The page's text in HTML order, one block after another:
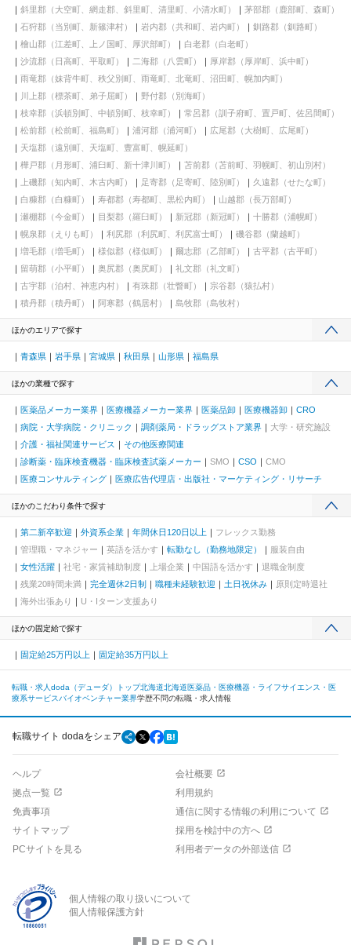
斜里郡（大空町、網走郡、斜里町、清里町、小清水町）
茅部郡（鹿部町、森町）
石狩郡（当別町、新篠津村）
岩内郡（共和町、岩内町）
釧路郡（釧路町）
檜山郡（江差町、上ノ国町、厚沢部町）
白老郡（白老町）
沙流郡（日高町、平取町）
二海郡（八雲町）
厚岸郡（厚岸町、浜中町）
雨竜郡（妹背牛町、秩父別町、雨竜町、北竜町、沼田町、幌加内町）
川上郡（標茶町、弟子屈町）
野付郡（別海町）
枝幸郡（浜頓別町、中頓別町、枝幸町）
常呂郡（訓子府町、置戸町、佐呂間町）
松前郡（松前町、福島町）
浦河郡（浦河町）
広尾郡（大樹町、広尾町）
天塩郡（遠別町、天塩町、豊富町、幌延町）
樺戸郡（月形町、浦臼町、新十津川町）
苫前郡（苫前町、羽幌町、初山別村）
上磯郡（知内町、木古内町）
足寄郡（足寄町、陸別町）
久遠郡（せたな町）
白糠郡（白糠町）
寿都郡（寿都町、黒松内町）
山越郡（長万部町）
瀬棚郡（今金町）
目梨郡（羅臼町） 新冠郡（新冠町）
十勝郡（浦幌町）
幌泉郡（えりも町）
利尻郡（利尻町、利尻富士町）
磯谷郡（蘭越町）
増毛郡（増毛町）
様似郡（様似町） 爾志郡（乙部町）
古平郡（古平町）
留萌郡（小平町）
奥尻郡（奥尻町）
礼文郡（礼文町）
古宇郡（泊村、神恵内村）
有珠郡（壮瞥町）
宗谷郡（猿払村）
積丹郡（積丹町）
阿寒郡（鶴居村） 島牧郡（島牧村）
ほかのエリアで探す
青森県 岩手県 宮城県 秋田県 山形県 福島県
ほかの業種で探す
医薬品メーカー業界 医療機器メーカー業界 医薬品卸 医療機器卸
CRO
病院・大学病院・クリニック
調剤薬局・ドラッグストア業界
大学・研究施設
介護・福祉関連サービス
その他医療関連
診断薬・臨床検査機器・臨床検査試薬メーカー
SMO CSO
CMO
医療コンサルティング
医療広告代理店・出版社・マーケティング・リサーチ
ほかのこだわり条件で探す
第二新卒歓迎 外資系企業 年間休日120日以上
フレックス勤務
管理職・マネジャー
英語を活かす 転勤なし（勤務地限定）
服装自由
女性活躍
社宅・家賃補助制度 上場企業 中国語を活かす
退職金制度
残業20時間未満
完全週休2日制 職種未経験歓迎 土日祝休み
原則定時退社
海外出張あり
U・Iターン支援あり
ほかの固定給で探す
固定給25万円以上 固定給35万円以上
転職・求人doda（デューダ）トップ北海道北海道医薬品・医療機器・ライフサイエンス・医
療系サービス バイオベンチャー業界学歴不問の転職・求人情報
転職サイト dodaをシェア
ヘルプ
会社概要
拠点一覧
利用規約
免責事項
通信に関する情報の利用について
サイトマップ
採用を検討中の方へ
PCサイトを見る
利用者データの外部送信
個人情報の取り扱いについて
個人情報保護方針